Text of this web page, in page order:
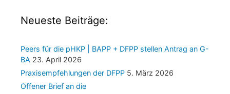
Neueste Beiträge:
Peers für die pHKP | BAPP + DFPP stellen Antrag an G-
BA 23. April 2026
Praxisempfehlungen der DFPP 5. März 2026
Offener Brief an die